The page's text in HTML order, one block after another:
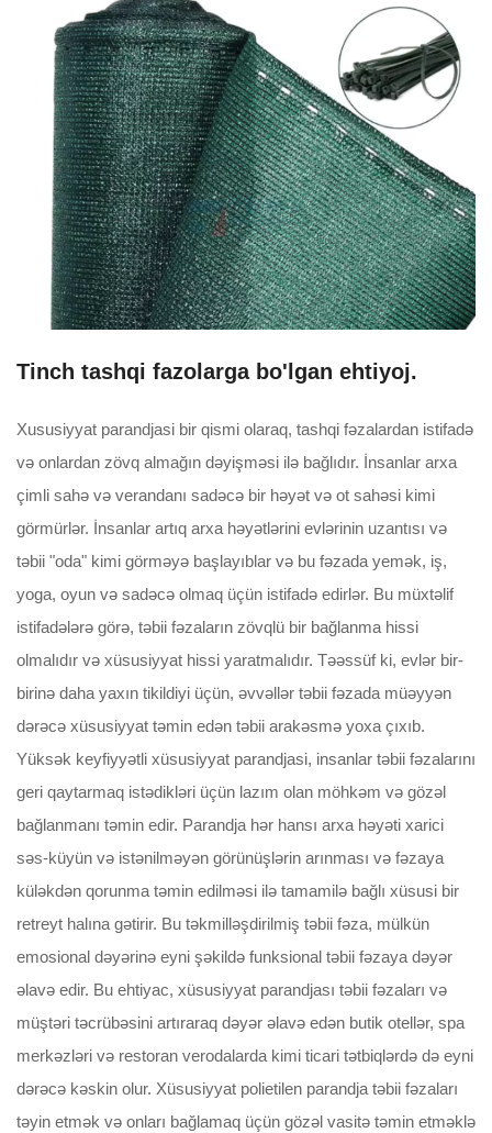
Tinch tashqi fazolarga bo'lgan ehtiyoj.
Xususiyyat parandjasi bir qismi olaraq, tashqi fəzalardan istifadə
və onlardan zövq almağın dəyişməsi ilə bağlıdır. İnsanlar arxa
çimli sahə və verandanı sadəcə bir həyət və ot sahəsi kimi
görmürlər. İnsanlar artıq arxa həyətlərini evlərinin uzantısı və
təbii "oda" kimi görməyə başlayıblar və bu fəzada yemək, iş,
yoga, oyun və sadəcə olmaq üçün istifadə edirlər. Bu müxtəlif
istifadələrə görə, təbii fəzaların zövqlü bir bağlanma hissi
olmalıdır və xüsusiyyat hissi yaratmalıdır. Təəssüf ki, evlər bir-
birinə daha yaxın tikildiyi üçün, əvvəllər təbii fəzada müəyyən
dərəcə xüsusiyyat təmin edən təbii arakəsmə yoxa çıxıb.
Yüksək keyfiyyətli xüsusiyyat parandjasi, insanlar təbii fəzalarını
geri qaytarmaq istədikləri üçün lazım olan möhkəm və gözəl
bağlanmanı təmin edir. Parandja hər hansı arxa həyəti xarici
səs-küyün və istənilməyən görünüşlərin arınması və fəzaya
küləkdən qorunma təmin edilməsi ilə tamamilə bağlı xüsusi bir
retreyt halına gətirir. Bu təkmilləşdirilmiş təbii fəza, mülkün
emosional dəyərinə eyni şəkildə funksional təbii fəzaya dəyər
əlavə edir. Bu ehtiyac, xüsusiyyat parandjası təbii fəzaları və
müştəri təcrübəsini artıraraq dəyər əlavə edən butik otellər, spa
merkəzləri və restoran verodalarda kimi ticari tətbiqlərdə də eyni
dərəcə kəskin olur. Xüsusiyyat polietilen parandja təbii fəzaları
təyin etmək və onları bağlamaq üçün gözəl vasitə təmin etməklə